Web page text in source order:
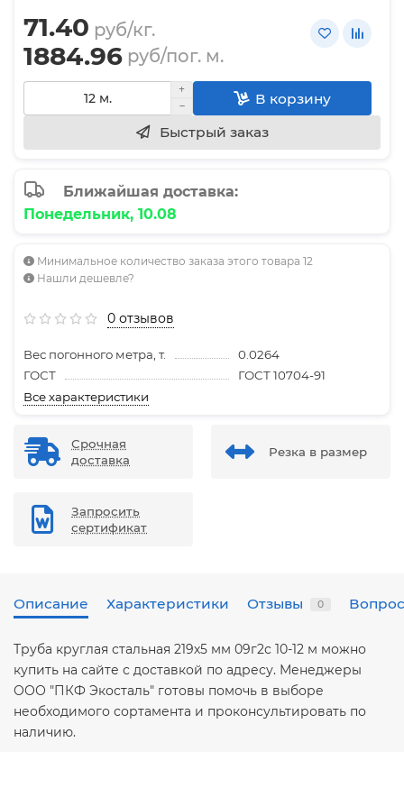
71.40 руб/кг.
1884.96 руб/пог. м.
В корзину
Быстрый заказ
Ближайшая доставка:
Понедельник, 10.08
Минимальное количество заказа этого товара 12
Нашли дешевле?
0 отзывов
Вес погонного метра, т.
0.0264
ГОСТ
ГОСТ 10704-91
Все характеристики
Срочная
доставка
Резка в размер
Запросить
сертификат
Описание Характеристики Отзывы 0
Труба круглая стальная 219х5 мм 09г2с 10-12 м можно
купить на сайте с доставкой по адресу. Менеджеры
ООО "ПКФ Экосталь" готовы помочь в выборе
необходимого сортамента и проконсультировать по
наличию.